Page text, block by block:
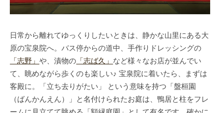
日常から離れてゆっくりしたいときは、静かな山里にある大
原の宝泉院へ。バス停からの道中、手作りドレッシングの
「志野」や、漬物の 「志ば久」 など様々なお店が並んでい
て、眺めながら歩くのも楽しい♪ 宝泉院に着いたら、まずは
客殿に。「立ち去りがたい」 という意味を持つ「盤桓園
（ばんかんえん）」と名付けられたお庭は、鴨居と柱をフレ